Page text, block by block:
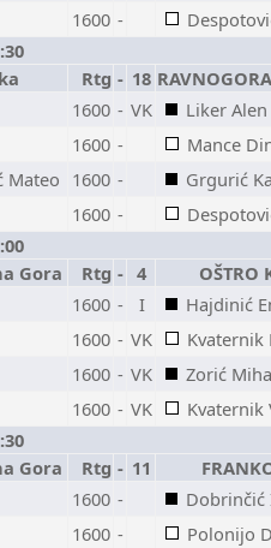
1600 -
Rtg - 18
1600 - VK
Liker Alen
1600 -
Mance
Mateo 1600 -
Grgurić
1600 -
Gora Rtg - 4
OŠTRO
1600 - I
Hajdinić
1600 - VK
Kvaternik
1600 - VK
Zorić
1600 - VK
Kvaternik
Gora Rtg - 11
1600 -
Dobrinčić
1600 -
Polonijo